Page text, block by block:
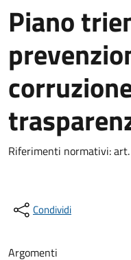
Piano
Riferimenti normativi:
Condividi
Argomenti